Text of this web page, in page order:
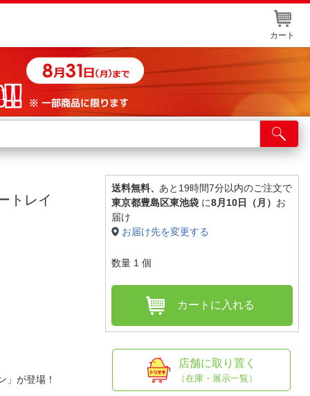
カート
舗サービス
ト取り置き
情報・店舗一覧
トレイ
ン」が登場！
送料無料、 あと19時間7分以内のご注文で
東京都豊島区東池袋 に8月10日（月） お
届け
お届け先を変更する
数量 1 個
カートに入れる
店舗に取り置く
（在庫・展示一覧）